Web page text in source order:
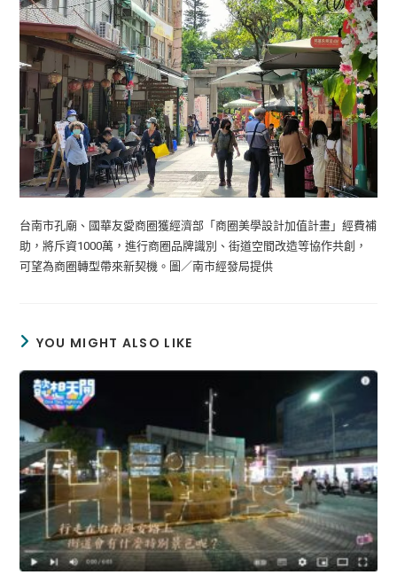
台南市孔廟、國華友愛商圈獲經濟部「商圈美學設計加值計畫」經費補
助，將斥資1000萬，進行商圈品牌識別、街道空間改造等協作共創，
可望為商圈轉型帶來新契機。圖／南市經發局提供
YOU MIGHT ALSO LIKE